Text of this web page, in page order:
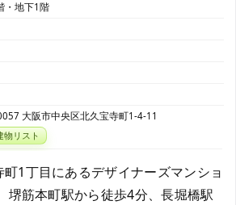
・地下1階
大阪市中央区北久宝寺町1-4-11
物リスト
1丁目にあるデザイナーズマンショ
堺筋本町駅から徒歩4分、長堀橋駅